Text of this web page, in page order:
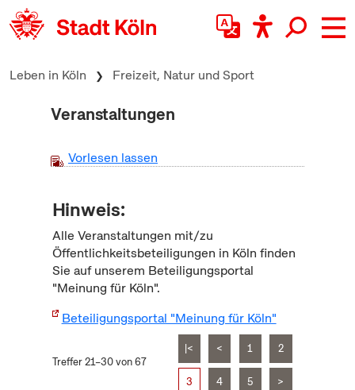
zum Inhalt springen
Leben in Köln Freizeit, Natur und Sport
Veranstaltungen
Vorlesen lassen
Hinweis:
Alle Veranstaltungen mit/zu
Öffentlichkeitsbeteiligungen in Köln finden
Sie auf unserem Beteiligungsportal
"Meinung für Köln".
Beteiligungsportal "Meinung für Köln"
Treffer 21–30 von 67
|< < 1 2
3 4 5 >